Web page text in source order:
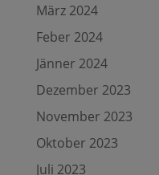
März 2024
Feber 2024
Jänner 2024
Dezember 2023
November 2023
Oktober 2023
Juli 2023